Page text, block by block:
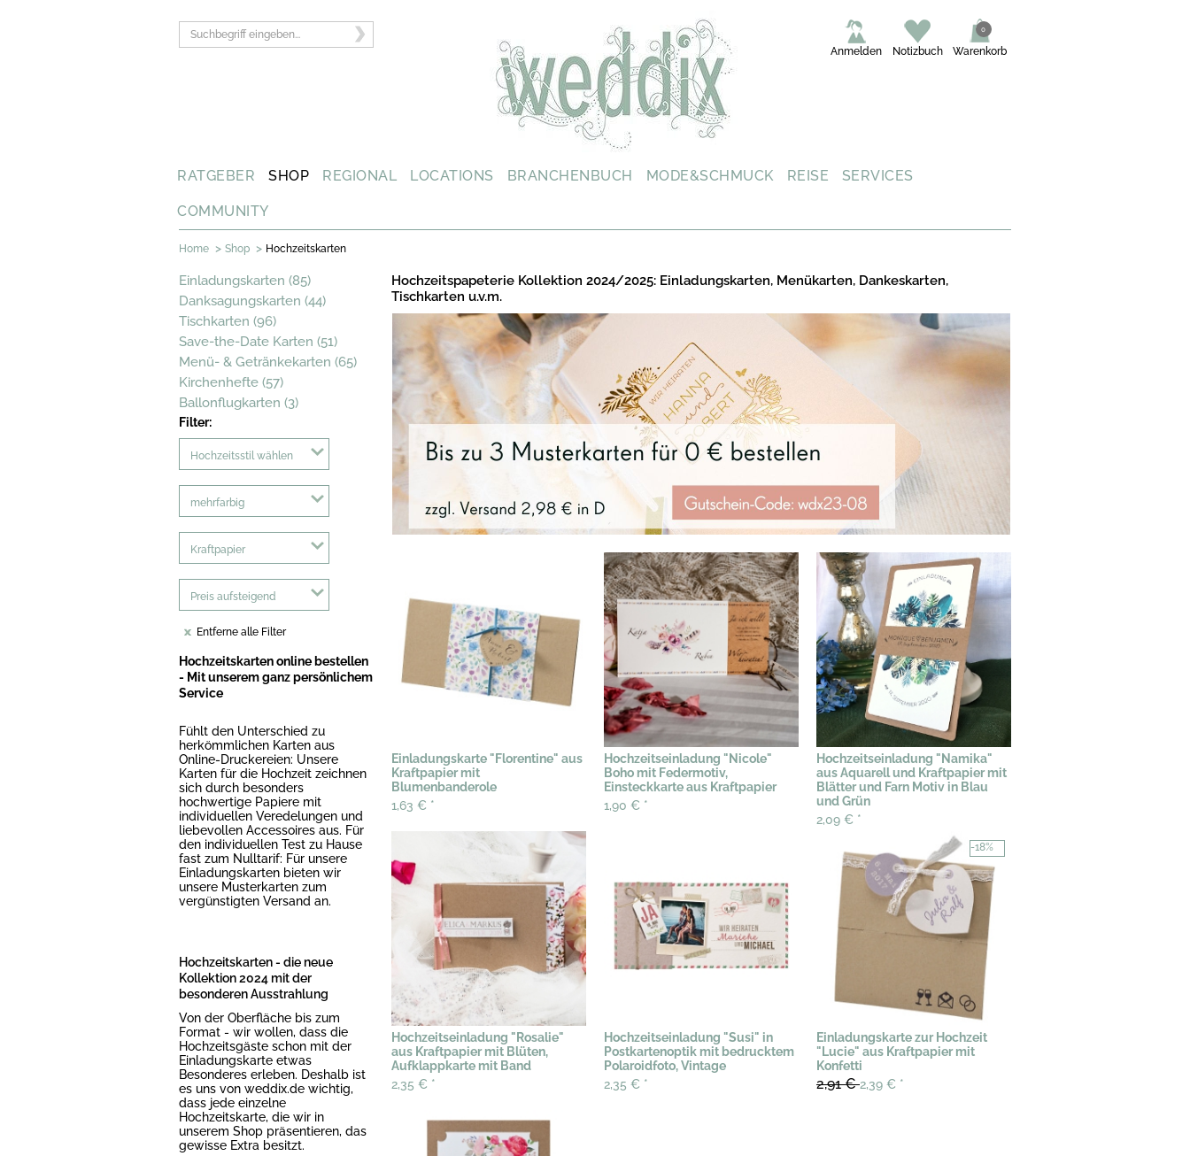
Warenkorb
0
Notizbuch
Anmelden
RATGEBER SHOP REGIONAL LOCATIONS BRANCHENBUCH MODE&SCHMUCK REISE SERVICES
COMMUNITY
Home > Shop > Hochzeitskarten
Einladungskarten (85)
Danksagungskarten (44)
Tischkarten (96)
Save-the-Date Karten (51)
Menü- & Getränkekarten (65)
Kirchenhefte (57)
Ballonflugkarten (3)
Filter:
Hochzeitsstil wählen
mehrfarbig
Kraftpapier
Preis aufsteigend
Entferne alle Filter
Hochzeitskarten online bestellen
- Mit unserem ganz persönlichem
Service
Fühlt den Unterschied zu
herkömmlichen Karten aus
Online-Druckereien: Unsere
Karten für die Hochzeit zeichnen
sich durch besonders
hochwertige Papiere mit
individuellen Veredelungen und
liebevollen Accessoires aus. Für
den individuellen Test zu Hause
fast zum Nulltarif: Für unsere
Einladungskarten bieten wir
unsere Musterkarten zum
vergünstigten Versand an.
Hochzeitskarten - die neue
Kollektion 2024 mit der
besonderen Ausstrahlung
Von der Oberfläche bis zum
Format - wir wollen, dass die
Hochzeitsgäste schon mit der
Einladungskarte etwas
Besonderes erleben. Deshalb ist
es uns von weddix.de wichtig,
dass jede einzelne
Hochzeitskarte, die wir in
unserem Shop präsentieren, das
gewisse Extra besitzt.
Hochzeitspapeterie Kollektion 2024/2025: Einladungskarten, Menükarten, Dankeskarten,
Tischkarten u.v.m.
Einladungskarte "Florentine" aus
Kraftpapier mit
Blumenbanderole
1,63 € *
Hochzeitseinladung "Nicole"
Boho mit Federmotiv,
Einsteckkarte aus Kraftpapier
1,90 € *
Hochzeitseinladung "Namika"
aus Aquarell und Kraftpapier mit
Blätter und Farn Motiv in Blau
und Grün
2,09 € *
Hochzeitseinladung "Rosalie"
aus Kraftpapier mit Blüten,
Aufklappkarte mit Band
2,35 € *
Hochzeitseinladung "Susi" in
Postkartenoptik mit bedrucktem
Polaroidfoto, Vintage
2,35 € *
-18%
Einladungskarte zur Hochzeit
"Lucie" aus Kraftpapier mit
Konfetti
2,91 €2,39 € *